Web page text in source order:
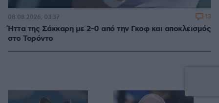
Ήττα της Σάκκαρη με 2-0 από την Γκοφ και αποκλεισμός
στο Τορόντο
08.08.2026, 03:37 13